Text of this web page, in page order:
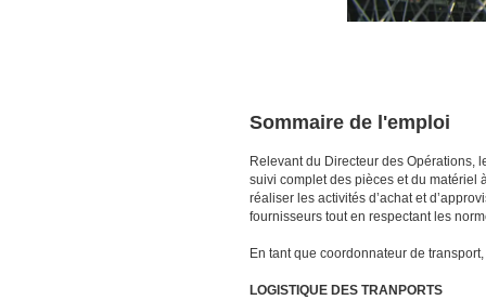
Sommaire de l'emploi
Relevant du Directeur des Opérations,
suivi complet des pièces et du matériel
réaliser les activités d’achat et
fournisseurs tout en respectant les
En tant que coordonnateur de
LOGISTIQUE DES TRANPORTS